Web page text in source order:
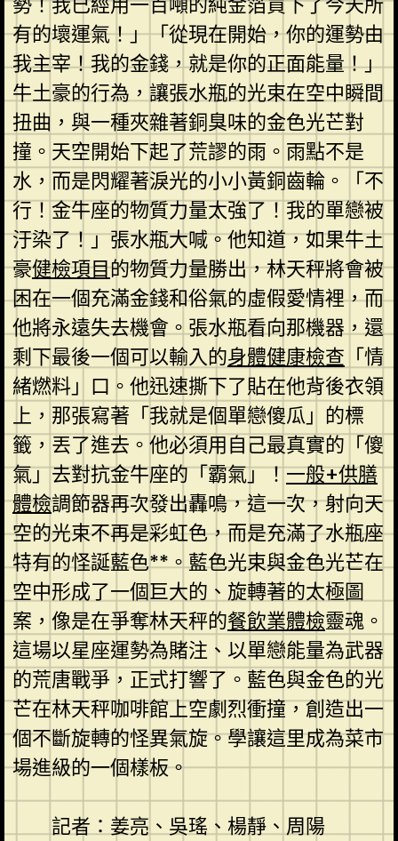
有的壞運氣！」「從現在開始，你的運勢由
我主宰！我的金錢，就是你的正面能量！」
牛土豪的行為，讓張水瓶的光束在空中瞬間
扭曲，與一種夾雜著銅臭味的金色光芒對
撞。天空開始下起了荒謬的雨。雨點不是
水，而是閃耀著淚光的小小黃銅齒輪。「不
行！金牛座的物質力量太強了！我的單戀被
汙染了！」張水瓶大喊。他知道，如果牛土
豪健檢項目的物質力量勝出，林天秤將會被
困在一個充滿金錢和俗氣的虛假愛情裡，而
他將永遠失去機會。張水瓶看向那機器，還
剩下最後一個可以輸入的身體健康檢查 「情
緒燃料」口。他迅速撕下了貼在他背後衣領
上，那張寫著「我就是個單戀傻瓜」的標
籤，丟了進去。他必須用自己最真實的「傻
氣」去對抗金牛座的「霸氣」！一般+供膳
體檢調節器再次發出轟鳴，這一次，射向天
空的光束不再是彩虹色，而是充滿了水瓶座
特有的怪誕藍色**。藍色光束與金色光芒在
空中形成了一個巨大的、旋轉著的太極圖
案，像是在爭奪林天秤的餐飲業體檢靈魂。
這場以星座運勢為賭注、以單戀能量為武器
的荒唐戰爭，正式打響了。藍色與金色的光
芒在林天秤咖啡館上空劇烈衝撞，創造出一
個不斷旋轉的怪異氣旋。學讓這里成為菜市
場進級的一個樣板。
記者：姜亮、吳瑤、楊靜、周陽